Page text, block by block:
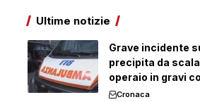
Ultime notizie
Grave incidente
precipita da
operaio in gravi
Cronaca